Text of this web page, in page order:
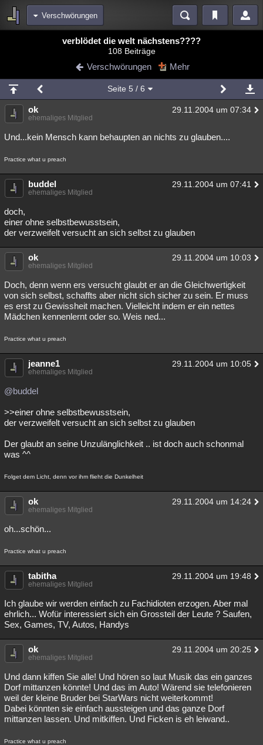
Verschwörungen
Blogs Videos
Chat Wiki Neuigkeiten
meine Rubriken
Menschen Mystery Kriminalfälle
Spiritualität Verschwörungen Technologie Ufologie
Natur Umfragen
weitere Rubriken
Philosophie Träume
Astronomie Helpdesk
Allmystery
Übersichten
Lesenswert Schlüsselwörter
verblödet die welt nächstens????
108 Beiträge
Verschwörungen Mehr
Seite 5 / 6
ok 29.11.2004 um 07:34
ehemaliges Mitglied
Und...kein Mensch kann behaupten an nichts zu glauben....
Practice what u preach
buddel 29.11.2004 um 07:41
ehemaliges Mitglied
doch,
einer ohne selbstbewusstsein,
der verzweifelt versucht an sich selbst zu glauben
ok 29.11.2004 um 10:03
ehemaliges Mitglied
Doch, denn wenn ers versucht glaubt er an die Gleichwertigkeit
von sich selbst, schaffts aber nicht sich sicher zu sein. Er muss
es erst zu Gewissheit machen. Vielleicht indem er ein nettes
Mädchen kennenlernt oder so. Weis ned...
Practice what u preach
jeanne1 29.11.2004 um 10:05
ehemaliges Mitglied
@buddel
>>einer ohne selbstbewusstsein,
der verzweifelt versucht an sich selbst zu glauben
Der glaubt an seine Unzulänglichkeit .. ist doch auch schonmal
was ^^
Folget dem Licht, denn vor ihm flieht die Dunkelheit
ok 29.11.2004 um 14:24
ehemaliges Mitglied
oh...schön...
Practice what u preach
tabitha 29.11.2004 um 19:48
ehemaliges Mitglied
Ich glaube wir werden einfach zu Fachidioten erzogen. Aber mal
ehrlich... Wofür interessiert sich ein Grossteil der Leute ? Saufen,
Sex, Games, TV, Autos, Handys
ok 29.11.2004 um 20:25
ehemaliges Mitglied
Und dann kiffen Sie alle! Und hören so laut Musik das ein ganzes
Dorf mittanzen könnte! Und das im Auto! Wärend sie telefonieren
weil der kleine Bruder bei StarWars nicht weiterkommt!
Dabei könnten sie einfach aussteigen und das ganze Dorf
mittanzen lassen. Und mitkiffen. Und Ficken is eh leiwand..
Practice what u preach